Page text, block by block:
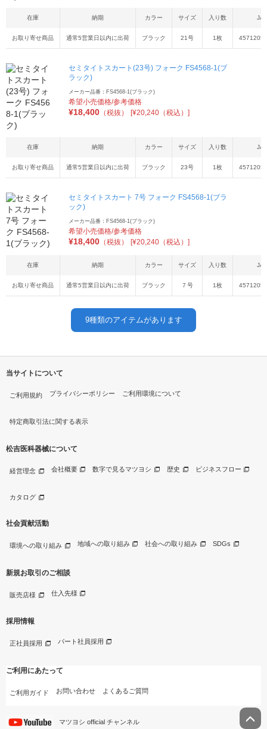
在庫 納期 カラー サイズ 入り数
お取り寄せ商品 通常5営業日以内に出荷 ブラック 21号 1枚
セミタイトスカート(23号) フォーク FS4568-1(ブ
ラック)
メーカー品番：FS4568-1(ブラック)
希望小売価格/参考価格
¥18,400 （税抜） [¥20,240（税込）]
在庫 納期 カラー サイズ 入り数
お取り寄せ商品 通常5営業日以内に出荷 ブラック 23号 1枚
セミタイトスカート 7号 フォーク FS4568-1(ブラ
ック)
メーカー品番：FS4568-1(ブラック)
希望小売価格/参考価格
¥18,400 （税抜） [¥20,240（税込）]
在庫 納期 カラー サイズ 入り数
お取り寄せ商品 通常5営業日以内に出荷 ブラック ７号 1枚
9種類のアイテムがあります
当サイトについて
ご利用規約 プライバシーポリシー ご利用環境について
特定商取引法に関する表示
松吉医科器械について
経営理念 会社概要 数字で見るマツヨシ 歴史 ビジネスフロー
カタログ
社会貢献活動
環境への取り組み 地域への取り組み 社会への取り組み SDGs
新規お取引のご相談
販売店様 仕入先様
採用情報
正社員採用 パート社員採用
ご利用にあたって
ご利用ガイド お問い合わせ よくあるご質問
マツヨシ official チャンネル